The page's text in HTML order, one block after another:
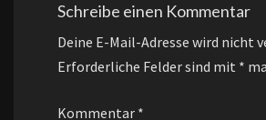
Schreibe einen Kommentar
Deine E-Mail-Adresse wird nicht
Erforderliche Felder sind mit *
Kommentar *